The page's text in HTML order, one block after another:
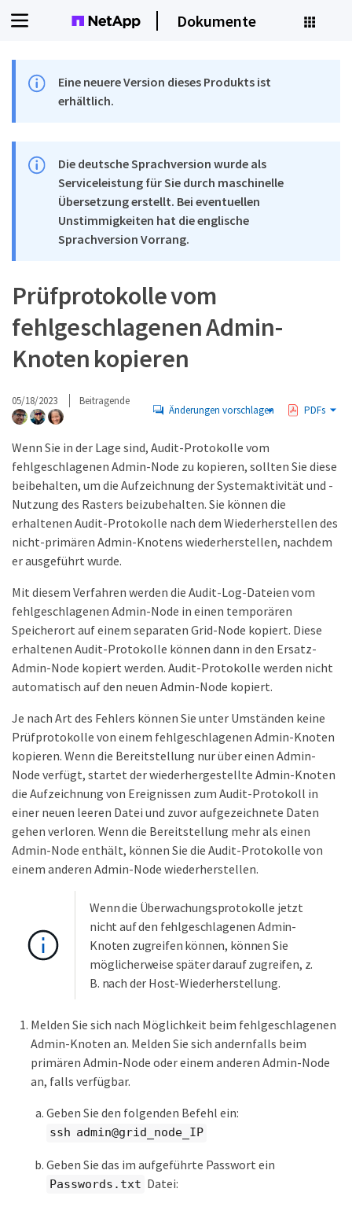
Dokumente
Eine neuere Version dieses Produkts ist
erhältlich.
Die deutsche Sprachversion wurde als
Serviceleistung für Sie durch maschinelle
Übersetzung erstellt. Bei eventuellen
Unstimmigkeiten hat die englische
Sprachversion Vorrang.
Prüfprotokolle vom
fehlgeschlagenen Admin-
Knoten kopieren
05/18/2023 Beitragende
Änderungen vorschlagen PDFs
Wenn Sie in der Lage sind, Audit-Protokolle vom
fehlgeschlagenen Admin-Node zu kopieren, sollten Sie diese
beibehalten, um die Aufzeichnung der Systemaktivität und -
Nutzung des Rasters beizubehalten. Sie können die
erhaltenen Audit-Protokolle nach dem Wiederherstellen des
nicht-primären Admin-Knotens wiederherstellen, nachdem
er ausgeführt wurde.
Mit diesem Verfahren werden die Audit-Log-Dateien vom
fehlgeschlagenen Admin-Node in einen temporären
Speicherort auf einem separaten Grid-Node kopiert. Diese
erhaltenen Audit-Protokolle können dann in den Ersatz-
Admin-Node kopiert werden. Audit-Protokolle werden nicht
automatisch auf den neuen Admin-Node kopiert.
Je nach Art des Fehlers können Sie unter Umständen keine
Prüfprotokolle von einem fehlgeschlagenen Admin-Knoten
kopieren. Wenn die Bereitstellung nur über einen Admin-
Node verfügt, startet der wiederhergestellte Admin-Knoten
die Aufzeichnung von Ereignissen zum Audit-Protokoll in
einer neuen leeren Datei und zuvor aufgezeichnete Daten
gehen verloren. Wenn die Bereitstellung mehr als einen
Admin-Node enthält, können Sie die Audit-Protokolle von
einem anderen Admin-Node wiederherstellen.
Wenn die Überwachungsprotokolle jetzt
nicht auf den fehlgeschlagenen Admin-
Knoten zugreifen können, können Sie
möglicherweise später darauf zugreifen, z.
B. nach der Host-Wiederherstellung.
Melden Sie sich nach Möglichkeit beim fehlgeschlagenen
Admin-Knoten an. Melden Sie sich andernfalls beim
primären Admin-Node oder einem anderen Admin-Node
an, falls verfügbar.
Geben Sie den folgenden Befehl ein:
ssh admin@grid_node_IP
Geben Sie das im aufgeführte Passwort ein
Passwords.txt Datei: